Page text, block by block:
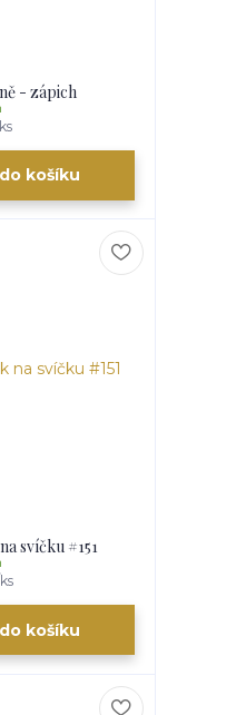
- zápich
ks
košíku
svíčku #151
ks
košíku